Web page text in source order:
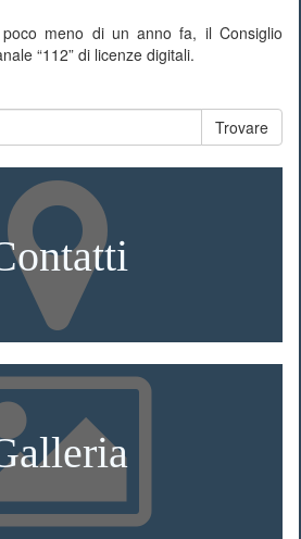
meno di un anno fa, il Consiglio
“112” di licenze digitali.
Trovare